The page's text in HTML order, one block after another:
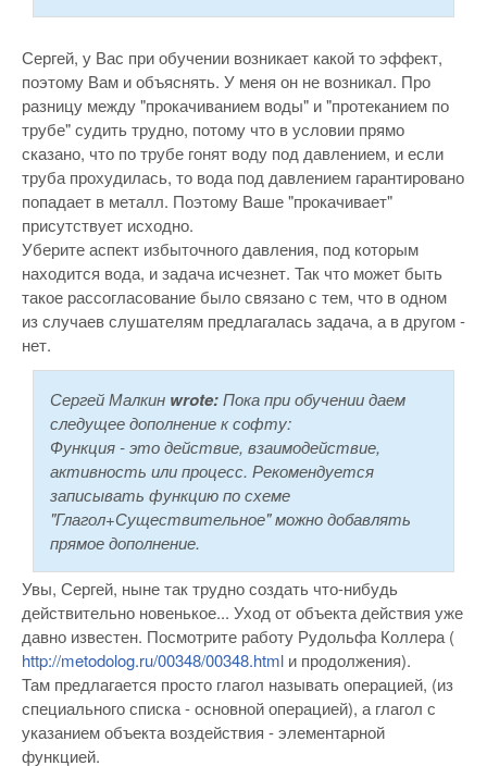
Сергей, у Вас при обучении возникает какой то эффект,
поэтому Вам и объяснять. У меня он не возникал. Про
разницу между "прокачиванием воды" и "протеканием по
трубе" судить трудно, потому что в условии прямо
сказано, что по трубе гонят воду под давлением, и если
труба прохудилась, то вода под давлением гарантировано
попадает в металл. Поэтому Ваше "прокачивает"
присутствует исходно.
Уберите аспект избыточного давления, под которым
находится вода, и задача исчезнет. Так что может быть
такое рассогласование было связано с тем, что в одном
из случаев слушателям предлагалась задача, а в другом -
нет.
Сергей Малкин wrote:Пока при обучении даем
следущее дополнение к софту:
Функция - это действие, взаимодействие,
активность или процесс. Рекомендуется
записывать функцию по схеме
"Глагол+Существительное" можно добавлять
прямое дополнение.
Увы, Сергей, ныне так трудно создать что-нибудь
действительно новенькое... Уход от объекта действия уже
давно известен. Посмотрите работу Рудольфа Коллера (
http://metodolog.ru/00348/00348.html и продолжения).
Там предлагается просто глагол называть операцией, (из
специального списка - основной операцией), а глагол с
указанием объекта воздействия - элементарной
функцией.